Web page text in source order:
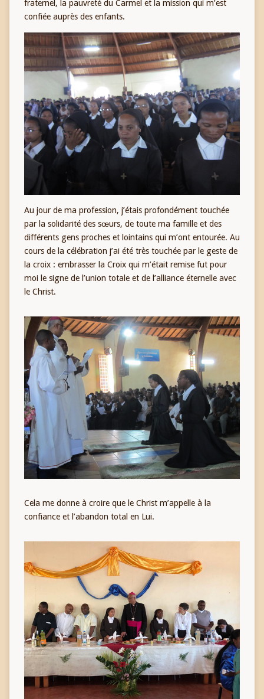
fraternel, la pauvreté du Carmel et la mission qui m’est
confiée auprès des enfants.
Au jour de ma profession, j’étais profondément touchée
par la solidarité des sœurs, de toute ma famille et des
différents gens proches et lointains qui m’ont entourée. Au
cours de la célébration j’ai été très touchée par le geste de
la croix : embrasser la Croix qui m’était remise fut pour
moi le signe de l’union totale et de l’alliance éternelle avec
le Christ.
Cela me donne à croire que le Christ m’appelle à la
confiance et l’abandon total en Lui.